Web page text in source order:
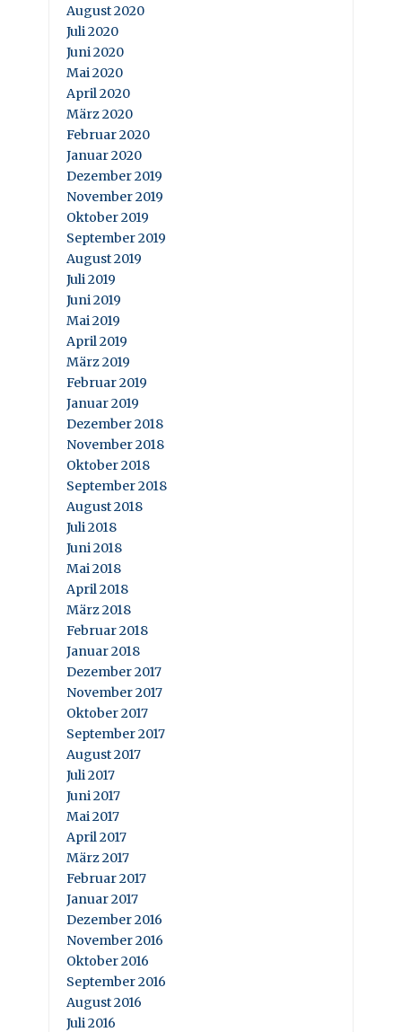
August 2020
Juli 2020
Juni 2020
Mai 2020
April 2020
März 2020
Februar 2020
Januar 2020
Dezember 2019
November 2019
Oktober 2019
September 2019
August 2019
Juli 2019
Juni 2019
Mai 2019
April 2019
März 2019
Februar 2019
Januar 2019
Dezember 2018
November 2018
Oktober 2018
September 2018
August 2018
Juli 2018
Juni 2018
Mai 2018
April 2018
März 2018
Februar 2018
Januar 2018
Dezember 2017
November 2017
Oktober 2017
September 2017
August 2017
Juli 2017
Juni 2017
Mai 2017
April 2017
März 2017
Februar 2017
Januar 2017
Dezember 2016
November 2016
Oktober 2016
September 2016
August 2016
Juli 2016